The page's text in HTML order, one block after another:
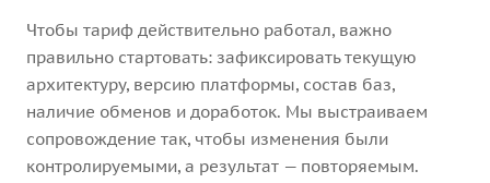
Чтобы тариф действительно работал, важно
правильно стартовать: зафиксировать текущую
архитектуру, версию платформы, состав баз,
наличие обменов и доработок. Мы выстраиваем
сопровождение так, чтобы изменения были
контролируемыми, а результат — повторяемым.